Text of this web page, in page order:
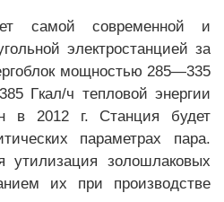
самой современной и
электростанцией за
мощностью 285—335
Гкал/ч тепловой энергии
в 2012 г. Станция будет
параметрах пара.
утилизация золошлаковых
их при производстве